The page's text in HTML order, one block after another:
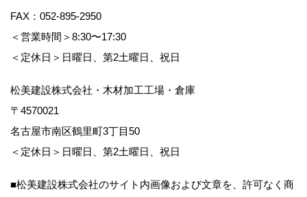
FAX：052-895-2950
＜営業時間＞8:30〜17:30
＜定休日＞日曜日、第2土曜日、祝日
松美建設株式会社・木材加工工場・倉庫
〒4570021
名古屋市南区鶴里町3丁目50
＜定休日＞日曜日、第2土曜日、祝日
■松美建設株式会社のサイト内画像および文章を、許可なく商